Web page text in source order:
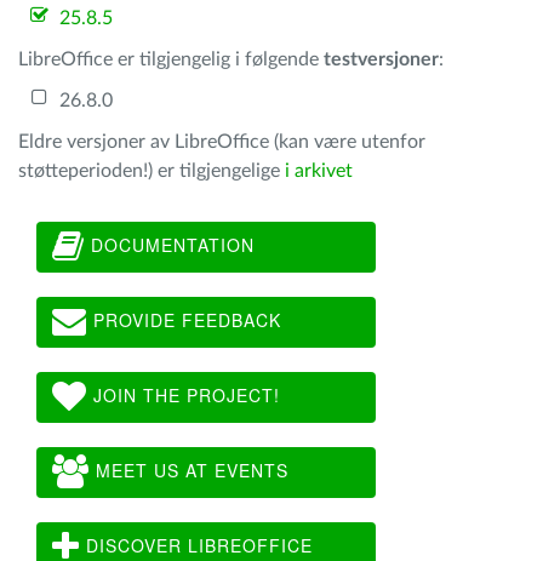
25.8.5
LibreOffice er tilgjengelig i følgende testversjoner:
26.8.0
Eldre versjoner av LibreOffice (kan være utenfor
støtteperioden!) er tilgjengelige i arkivet
DOCUMENTATION
PROVIDE FEEDBACK
JOIN THE PROJECT!
MEET US AT EVENTS
DISCOVER LIBREOFFICE